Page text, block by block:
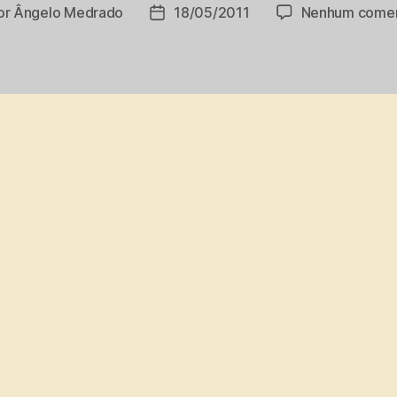
Ângelo Medrado
Data18/05/2011 Nenhum